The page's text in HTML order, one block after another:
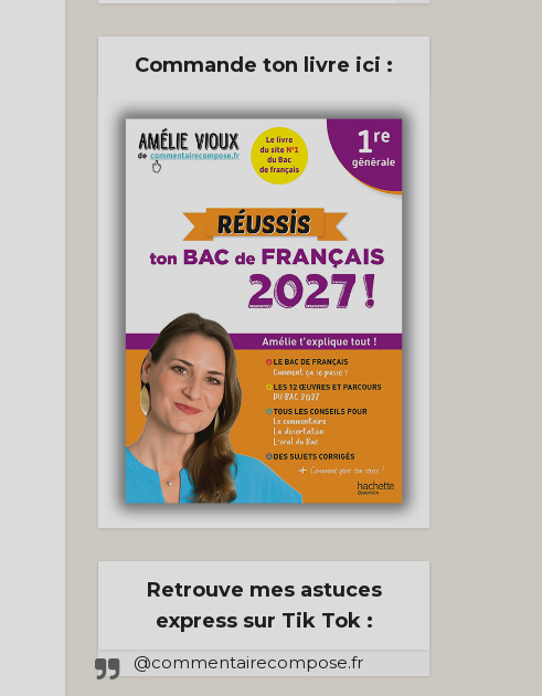
Commande ton livre ici :
Retrouve mes astuces
express sur Tik Tok :
@commentairecompose.fr